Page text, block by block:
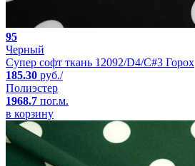
95
Черный
Супер софт ткань 12092/D4/C#3 Горох
185.30 руб./
Полиэстер
1968.7 пог.м.
в корзину